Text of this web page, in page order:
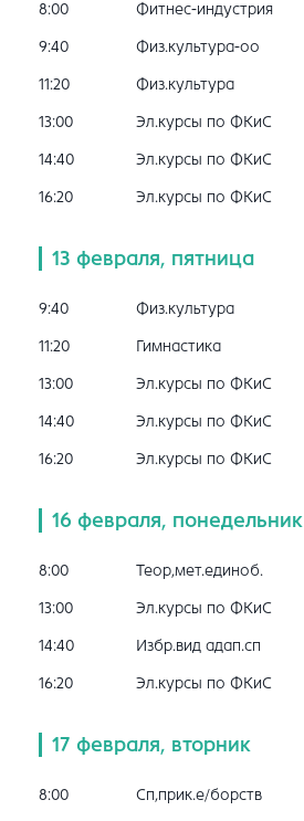
8:00 Фитнес-индустрия
9:40 Физ.культура-оо
11:20 Физ.культура
13:00 Эл.курсы по ФКиС
14:40 Эл.курсы по ФКиС
16:20 Эл.курсы по ФКиС
13 февраля, пятница
9:40 Физ.культура
11:20 Гимнастика
13:00 Эл.курсы по ФКиС
14:40 Эл.курсы по ФКиС
16:20 Эл.курсы по ФКиС
16 февраля, понедельник
8:00 Теор,мет.единоб.
13:00 Эл.курсы по ФКиС
14:40 Избр.вид адап.сп
16:20 Эл.курсы по ФКиС
17 февраля, вторник
8:00 Сп,прик.е/борств